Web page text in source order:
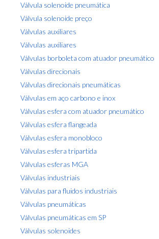
Válvula solenoide pneumática
Válvula solenoide preço
Válvulas auxiliares
Válvulas auxiliares
Válvulas borboleta com atuador pneumático
Válvulas direcionais
Válvulas direcionais pneumáticas
Válvulas em aço carbono e inox
Válvulas esfera com atuador pneumático
Válvulas esfera flangeada
Válvulas esfera monobloco
Válvulas esfera tripartida
Válvulas esferas MGA
Válvulas industriais
Válvulas para fluidos industriais
Válvulas pneumáticas
Válvulas pneumáticas em SP
Válvulas solenoides